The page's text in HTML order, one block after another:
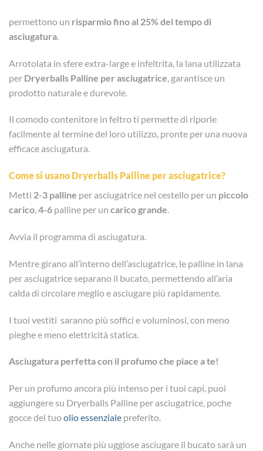
permettono un risparmio fino al 25% del tempo di
asciugatura.
Arrotolata in sfere extra-large e infeltrita, la lana utilizzata
per Dryerballs Palline per asciugatrice , garantisce un
prodotto naturale e durevole.
Il comodo contenitore in feltro ti permette di riporle
facilmente al termine del loro utilizzo, pronte per una nuova
efficace asciugatura.
Come si usano Dryerballs Palline per asciugatrice?
Metti 2-3 palline per asciugatrice nel cestello per un piccolo
carico,4-6 palline per un carico grande.
Avvia il programma di asciugatura.
Mentre girano all’interno dell’asciugatrice, le palline in lana
per asciugatrice separano il bucato, permettendo all’aria
calda di circolare meglio e asciugare più rapidamente.
I tuoi vestiti saranno più soffici e voluminosi, con meno
pieghe e meno elettricità statica.
Asciugatura perfetta con il profumo che piace a te!
Per un profumo ancora più intenso per i tuoi capi, puoi
aggiungere su Dryerballs Palline per asciugatrice, poche
gocce del tuoolio essenziale preferito.
Anche nelle giornate più uggiose asciugare il bucato sarà un